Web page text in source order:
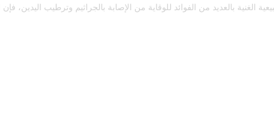
الغنية بالعديد من الفوائد للوقاية من الإصابة بالجراثيم وترطيب اليدين،